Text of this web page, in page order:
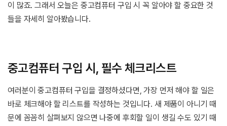
이 많죠. 그래서 오늘은 중고컴퓨터 구입 시 꼭 알아야 할 중요한 것
들을 자세히 알아봤습니다.
중고컴퓨터 구입 시, 필수 체크리스트
여러분이 중고컴퓨터 구입을 결정하셨다면, 가장 먼저 해야 할 일은
바로 체크해야 할 리스트를 작성하는 것입니다. 새 제품이 아니기 때
문에 꼼꼼히 살펴보지 않으면 나중에 후회할 일이 생길 수도 있기 때